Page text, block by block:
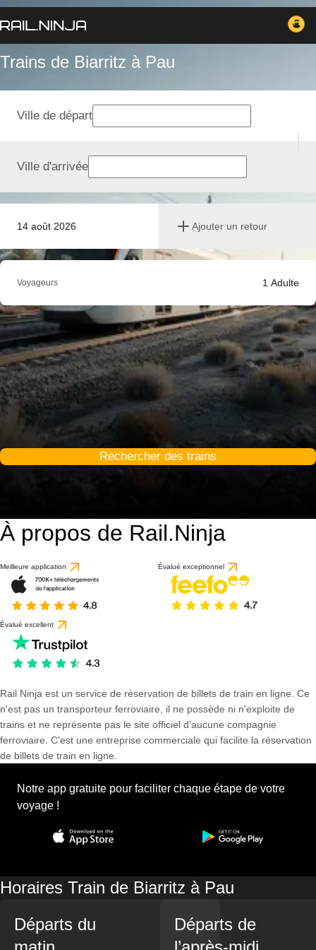
Trains de Biarritz à Pau
14 août 2026 Ajouter un retour
Ville de départ
Ville d'arrivée
Voyageurs 1 Adulte
Rechercher des trains
À propos de Rail.Ninja
Meilleure application Évalué exceptionnel
Évalué excellent
Rail Ninja est un service de réservation de billets de train en ligne. Ce
n'est pas un transporteur ferroviaire, il ne possède ni n'exploite de
trains et ne représente pas le site officiel d'aucune compagnie
ferroviaire. C'est une entreprise commerciale qui facilite la réservation
de billets de train en ligne.
Notre app gratuite pour faciliter chaque étape de votre
voyage !
Horaires Train de Biarritz à Pau
Départs du
Départs de